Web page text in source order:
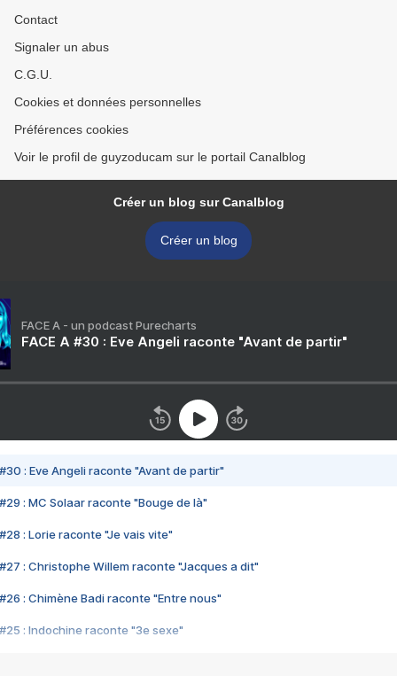
Contact
Signaler un abus
C.G.U.
Cookies et données personnelles
Préférences cookies
Voir le profil de guyzoducam sur le portail Canalblog
Créer un blog sur Canalblog
Créer un blog
FACE A - un podcast Purecharts
FACE A #30 : Eve Angeli raconte "Avant de partir"
#30 : Eve Angeli raconte "Avant de partir"
#29 : MC Solaar raconte "Bouge de là"
#28 : Lorie raconte "Je vais vite"
#27 : Christophe Willem raconte "Jacques a dit"
#26 : Chimène Badi raconte "Entre nous"
#25 : Indochine raconte "3e sexe"